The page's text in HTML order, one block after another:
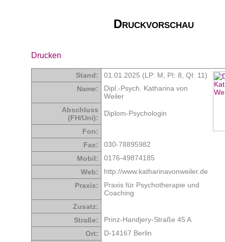
Druckvorschau
Drucken
Stand: 01.01.2025 (LP: M, PI: 8 QI: 11)
Name:
Dipl.-Psych. Katharina von
Weiler
Abschluss
(FH/Uni):
Diplom-Psychologin
Fon:
Fax:
030-78895982
Mobil:
0176-49874185
Web:
http://www.katharinavonweiler.de
Praxis:
Praxis für Psychotherapie und
Coaching
Zusatz:
Straße:
Prinz-Handjery-Straße 45 A
Ort:
D-14167 Berlin